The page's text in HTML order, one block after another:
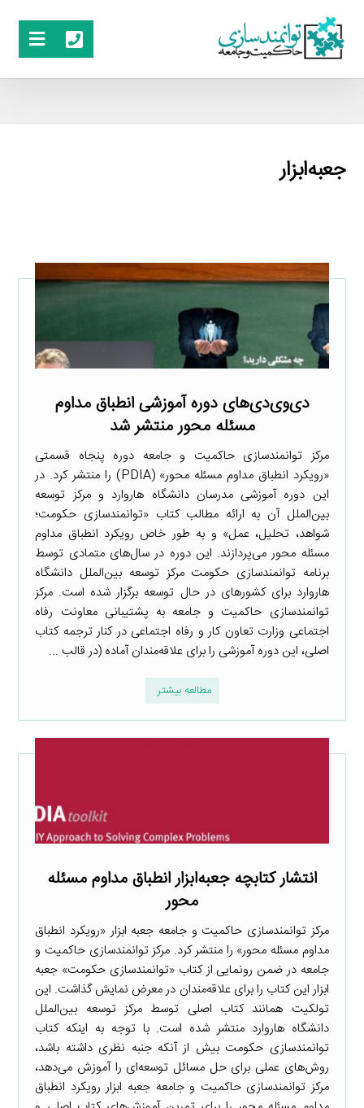
جعبه‌ابزار
دی‌وی‌دی‌های دوره آموزشی انطباق مداوم
مسئله محور منتشر شد
مرکز توانمندسازی حاکمیت و جامعه دوره پنجاه قسمتی
«رویکرد انطباق مداوم مسئله محور» (PDIA) را منتشر کرد. در
این دوره آموزشی مدرسان دانشگاه هاروارد و مرکز توسعه
بین‌الملل آن به ارائه مطالب کتاب «توانمندسازی حکومت؛
شواهد، تحلیل، عمل» و به طور خاص رویکرد انطباق مداوم
مسئله محور می‌پردازند. این دوره در سال‌های متمادی توسط
برنامه توانمندسازی حکومت مرکز توسعه بین‌الملل دانشگاه
هاروارد برای کشورهای در حال توسعه برگزار شده است. مرکز
توانمندسازی حاکمیت و جامعه به پشتیبانی معاونت رفاه
اجتماعی وزارت تعاون کار و رفاه اجتماعی در کنار ترجمه کتاب
اصلی، این دوره آموزشی را برای علاقه‌مندان آماده (در قالب ...
مطالعه بیشتر
انتشار کتابچه جعبه‌ابزار انطباق مداوم مسئله
محور
مرکز توانمندسازی حاکمیت و جامعه جعبه ابزار «رویکرد انطباق
مداوم مسئله محور» را منتشر کرد. مرکز توانمندسازی حاکمیت و
جامعه در ضمن رونمایی از کتاب «توانمندسازی حکومت» جعبه
ابزار این کتاب را برای علاقه‌مندان در معرض نمایش گذاشت. این
تولکیت همانند کتاب اصلی توسط مرکز توسعه بین‌الملل
دانشگاه هاروارد منتشر شده است. با توجه به اینکه کتاب
توانمندسازی حکومت بیش از آنکه جنبه نظری داشته باشد،
روش‌های عملی برای حل مسائل توسعه‌ای را آموزش می‌دهد،
مرکز توانمندسازی حاکمیت و جامعه جعبه ابزار رویکرد انطباق